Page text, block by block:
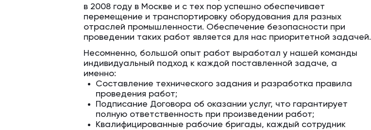
в 2008 году в Москве и с тех пор успешно обеспечивает
перемещение и транспортировку оборудования для разных
отраслей промышленности. Обеспечение безопасности при
проведении таких работ является для нас приоритетной задачей.
Несомненно, большой опыт работ выработал у нашей команды
индивидуальный подход к каждой поставленной задаче, а
именно:
Составление технического задания и разработка правила
проведения работ;
Подписание Договора об оказании услуг, что гарантирует
полную ответственность при произведении работ;
Квалифицированные рабочие бригады, каждый сотрудник